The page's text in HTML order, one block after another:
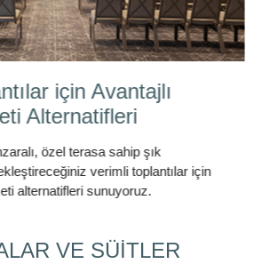
Güzelliklerini
keşfedin
VE SÜİTLER